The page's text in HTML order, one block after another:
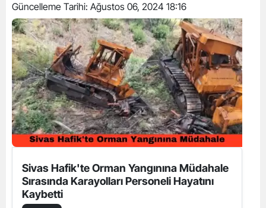
Güncelleme Tarihi: Ağustos 06, 2024 18:16
Sivas Hafik'te Orman Yangınına Müdahale
Sırasında Karayolları Personeli Hayatını
Kaybetti